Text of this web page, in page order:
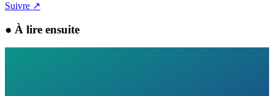
Suivre ↗
● À lire ensuite